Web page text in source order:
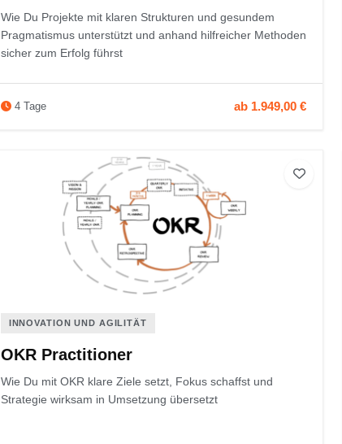
Wie Du Projekte mit klaren Strukturen und gesundem
Pragmatismus unterstützt und anhand hilfreicher Methoden
sicher zum Erfolg führst
4 Tage ab 1.949,00 €
INNOVATION UND AGILITÄT
OKR Practitioner
Wie Du mit OKR klare Ziele setzt, Fokus schaffst und
Strategie wirksam in Umsetzung übersetzt